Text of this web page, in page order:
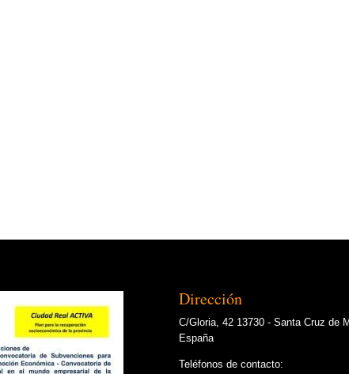
Dirección
C/Gloria, 42 13730 - Santa Cruz de
España
Teléfonos de contacto: